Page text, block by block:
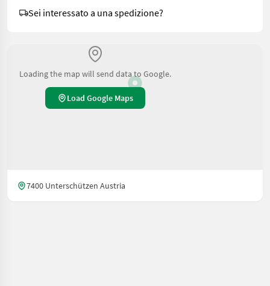
Sei interessato a una spedizione?
Loading the map will send data to Google.
Load Google Maps
7400 Unterschützen Austria